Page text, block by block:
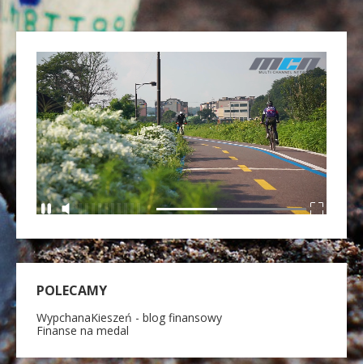
POLECAMY
WypchanaKieszeń - blog finansowy
Finanse na medal